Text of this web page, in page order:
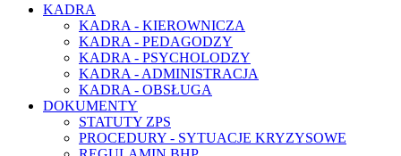
KADRA
KADRA - KIEROWNICZA
KADRA - PEDAGODZY
KADRA - PSYCHOLODZY
KADRA - ADMINISTRACJA
KADRA - OBSŁUGA
DOKUMENTY
STATUTY ZPS
PROCEDURY - SYTUACJE KRYZYSOWE